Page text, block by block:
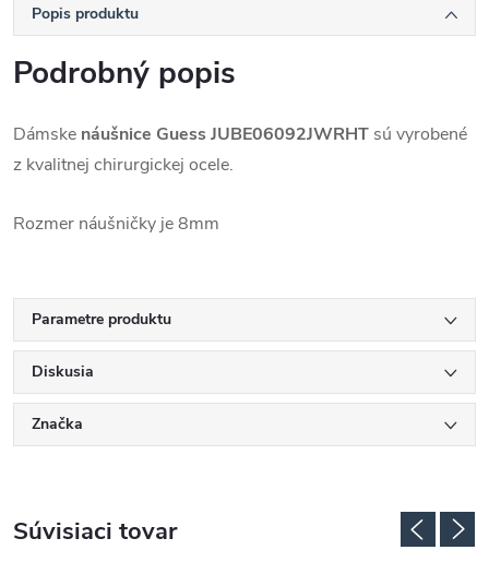
Popis produktu
Podrobný popis
Dámske náušnice Guess JUBE06092JWRHT sú vyrobené
z kvalitnej chirurgickej ocele.
Rozmer náušničky je 8mm
Parametre produktu
Diskusia
Značka
Súvisiaci tovar